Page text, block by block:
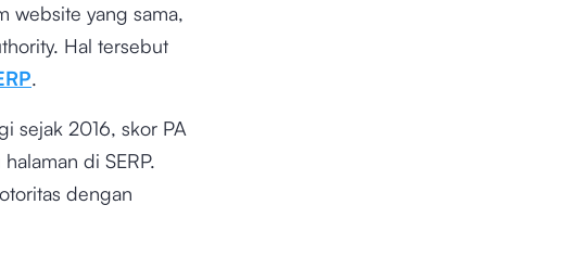
website yang sama,
Hal tersebut
.
sejak 2016, skor PA
di SERP.
dengan